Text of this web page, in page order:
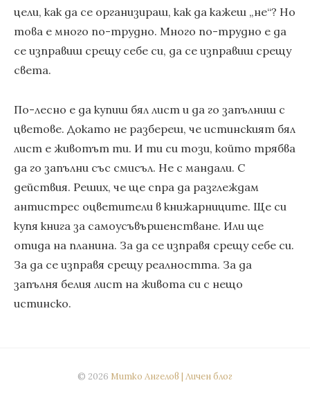
цели, как да се организираш, как да кажеш „не“? Но
това е много по-трудно. Много по-трудно е да
се изправиш срещу себе си, да се изправиш срещу
света.
По-лесно е да купиш бял лист и да го запълниш с
цветове. Докато не разбереш, че истинският бял
лист е животът ти. И ти си този, който трябва
да го запълни със смисъл. Не с мандали. С
действия. Реших, че ще спра да разглеждам
антистрес оцветители в книжарниците. Ще си
купя книга за самоусъвършенстване. Или ще
отида на планина. За да се изправя срещу себе си.
За да се изправя срещу реалността. За да
запълня белия лист на живота си с нещо
истинско.
© 2026 Митко Ангелов | Личен блог